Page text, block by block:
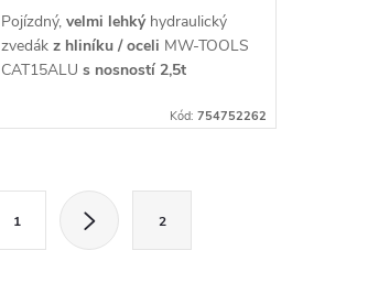
Pojízdný, velmi lehkýhydraulický
zvedák z hliníku / oceli MW-TOOLS
CAT15ALU s nosností 2,5t
Kód: 754752262
1 2